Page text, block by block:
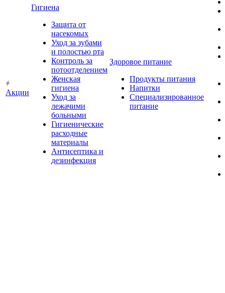
Акции
Гигиена
Защита от
насекомых
Уход за зубами
и полостью рта
Контроль за
потоотделением
Женская
гигиена
Уход за
лежачими
больными
Гигиенические
расходные
материалы
Антисептика и
дезинфекция
Здоровое питание
Продукты питания
Напитки
Специализированное
питание